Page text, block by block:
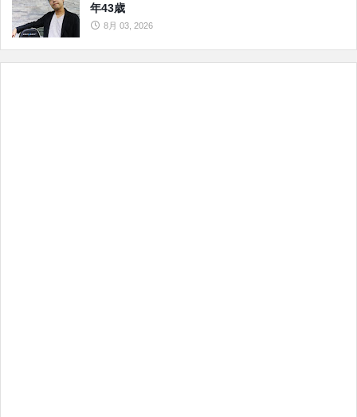
年43歳
8月 03, 2026